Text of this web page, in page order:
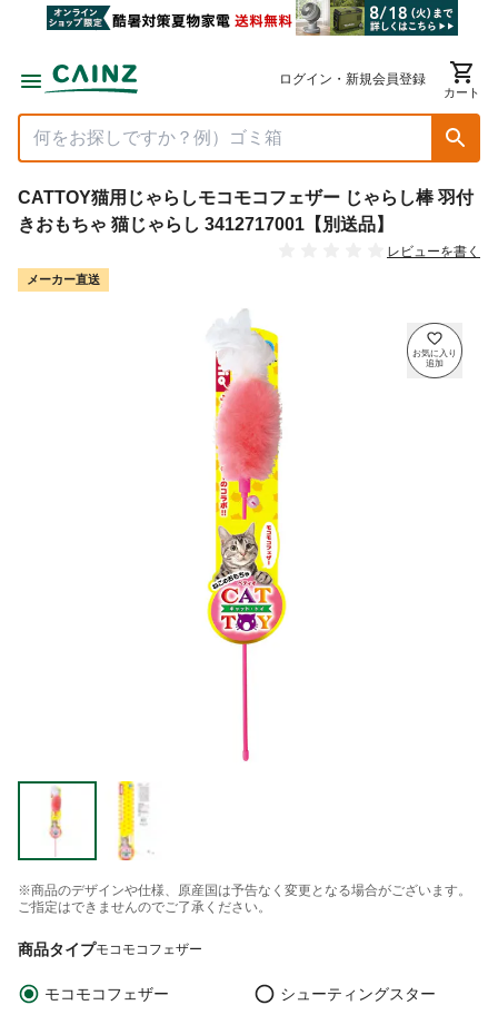
ログイン・新規会員登録
カート
CATTOY猫用じゃらしモコモコフェザー じゃらし棒 羽付
きおもちゃ 猫じゃらし 3412717001【別送品】
レビューを書く
メーカー直送
※商品のデザインや仕様、原産国は予告なく変更となる場合がございます。
ご指定はできませんのでご了承ください。
商品タイプモコモコフェザー
モコモコフェザー
シューティングスター